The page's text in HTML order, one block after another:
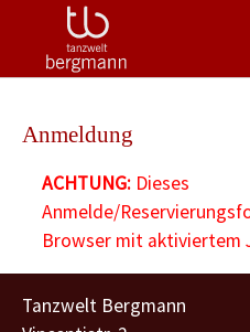
Anmeldung
ACHTUNG:Dieses
Anmelde/
Browser mit aktiviertem
Tanzwelt Bergmann